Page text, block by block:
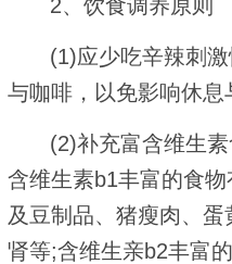
2、饮食调养原则
(1)应少吃辛辣刺
与咖啡，以免影响休息
(2)补充富含维生
含维生素b1丰富的食
及豆制品、猪瘦肉、蛋
肾等;含维生亲b2丰富